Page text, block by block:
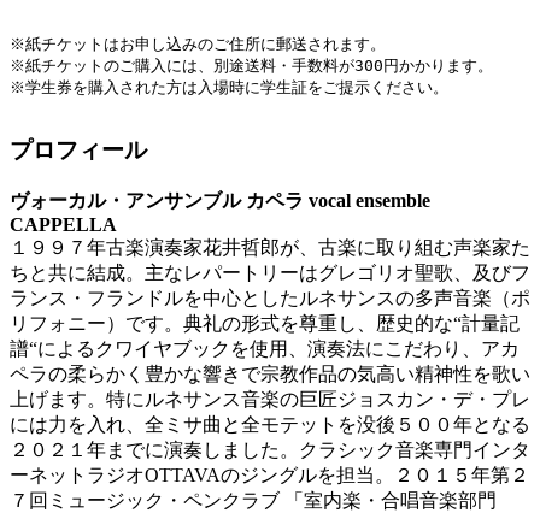
※紙チケットはお申し込みのご住所に郵送されます。
※紙チケットのご購入には、別途送料・手数料が300円かかります。
※学生券を購入された方は入場時に学生証をご提示ください。
プロフィール
ヴォーカル・アンサンブル カペラ vocal ensemble
CAPPELLA
１９９７年古楽演奏家花井哲郎が、古楽に取り組む声楽家た
ちと共に結成。主なレパートリーはグレゴリオ聖歌、及びフ
ランス・フランドルを中心としたルネサンスの多声音楽（ポ
リフォニー）です。典礼の形式を尊重し、歴史的な“計量記
譜“によるクワイヤブックを使用、演奏法にこだわり、アカ
ペラの柔らかく豊かな響きで宗教作品の気高い精神性を歌い
上げます。特にルネサンス音楽の巨匠ジョスカン・デ・プレ
には力を入れ、全ミサ曲と全モテットを没後５００年となる
２０２１年までに演奏しました。クラシック音楽専門インタ
ーネットラジオOTTAVAのジングルを担当。２０１５年第２
７回ミュージック・ペンクラブ 「室内楽・合唱音楽部門